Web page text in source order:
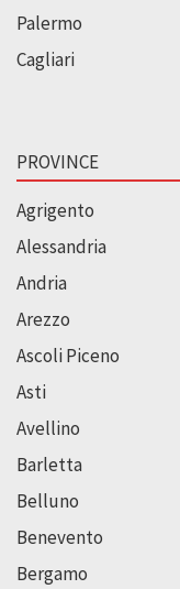
Palermo
Cagliari
PROVINCE
Agrigento
Alessandria
Andria
Arezzo
Ascoli Piceno
Asti
Avellino
Barletta
Belluno
Benevento
Bergamo